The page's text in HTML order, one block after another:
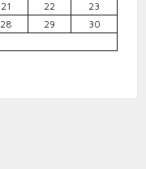
21 22
23
28 29
30